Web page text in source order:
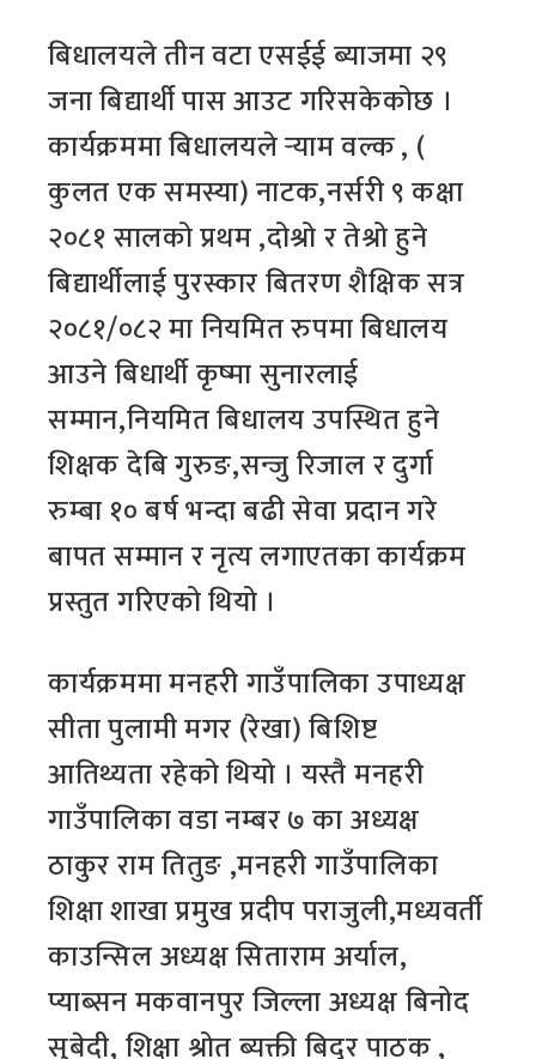
बिधालयले तीन वटा एसईई ब्याजमा २९
जना बिद्यार्थी पास आउट गरिसकेकोछ ।
कार्यक्रममा बिधालयले र्‍याम वल्क , (
कुलत एक समस्या) नाटक,नर्सरी ९ कक्षा
२०८१ सालको प्रथम ,दोश्रो र तेश्रो हुने
बिद्यार्थीलाई पुरस्कार बितरण शैक्षिक सत्र
२०८१/०८२ मा नियमित रुपमा बिधालय
आउने बिधार्थी कृष्मा सुनारलाई
सम्मान,नियमित बिधालय उपस्थित हुने
शिक्षक देबि गुरुङ,सन्जु रिजाल र दुर्गा
रुम्बा १० बर्ष भन्दा बढी सेवा प्रदान गरे
बापत सम्मान र नृत्य लगाएतका कार्यक्रम
प्रस्तुत गरिएको थियो ।
कार्यक्रममा मनहरी गाउँपालिका उपाध्यक्ष
सीता पुलामी मगर (रेखा) बिशिष्ट
आतिथ्यता रहेको थियो । यस्तै मनहरी
गाउँपालिका वडा नम्बर ७ का अध्यक्ष
ठाकुर राम तितुङ ,मनहरी गाउँपालिका
शिक्षा शाखा प्रमुख प्रदीप पराजुली,मध्यवर्ती
काउन्सिल अध्यक्ष सिताराम अर्याल,
प्याब्सन मकवानपुर जिल्ला अध्यक्ष बिनोद
सुबेदी, शिक्षा श्रोत ब्यक्ती बिदुर पाठक ,